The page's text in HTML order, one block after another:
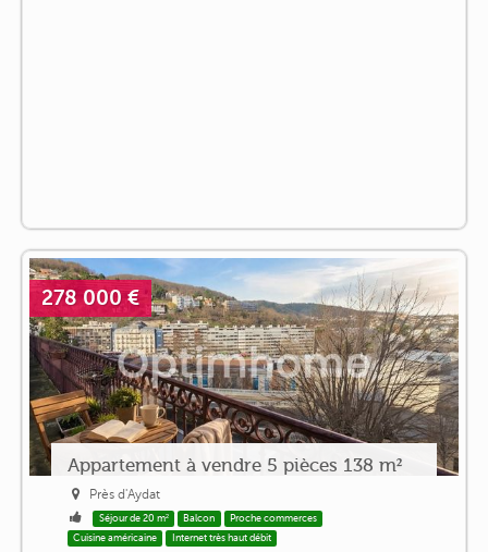
278 000 €
Appartement à vendre 5 pièces 138 m²
Près d'Aydat
Séjour de 20 m² Balcon
Proche commerces
Cuisine américaine
Internet très haut débit